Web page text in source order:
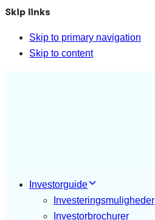
Skip links
Skip to primary navigation
Skip to content
Investorguide
Investeringsmuligheder
Investorbrochurer